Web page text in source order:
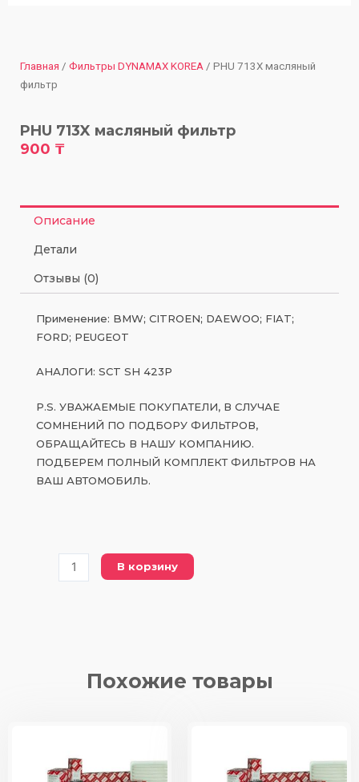
Главная / Фильтры DYNAMAX KOREA / PHU 713X масляный
фильтр
PHU 713X масляный фильтр
900 ₸
Описание
Детали
Отзывы (0)
Применение: BMW; CITROEN; DAEWOO; FIAT;
FORD; PEUGEOT
АНАЛОГИ: SCT SH 423P
P.S. УВАЖАЕМЫЕ ПОКУПАТЕЛИ, В СЛУЧАЕ
СОМНЕНИЙ ПО ПОДБОРУ ФИЛЬТРОВ,
ОБРАЩАЙТЕСЬ В НАШУ КОМПАНИЮ.
ПОДБЕРЕМ ПОЛНЫЙ КОМПЛЕКТ ФИЛЬТРОВ НА
ВАШ АВТОМОБИЛЬ.
Количество
товара
В корзину
Похожие товары